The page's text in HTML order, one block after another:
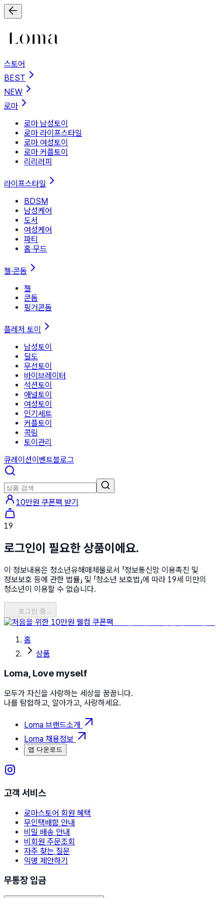
스토어
BEST
NEW
로마
로마 남성토이
로마 라이프스타일
로마 여성토이
로마 커플토이
리리러피
라이프스타일
BDSM
남성케어
도서
여성케어
파티
홈∙무드
젤·콘돔
젤
콘돔
핑거콘돔
플레저 토이
남성토이
딜도
무선토이
바이브레이터
석션토이
애널토이
여성토이
인기세트
커플토이
콕링
토이관리
큐레이션이벤트블로그
10만원 쿠폰팩 받기
19
로그인이 필요한 상품이에요.
이 정보내용은 청소년유해매체물로서 「정보통신망 이용촉진 및
정보보호 등에 관한 법률」 및 「청소년 보호법」에 따라 19세 미만의
청소년이 이용할 수 없습니다.
로그인 중…
홈
상품
Loma, Love myself
모두가 자신을 사랑하는 세상을 꿈꿉니다.
나를 탐험하고, 알아가고, 사랑하세요.
Loma 브랜드소개
Loma 채용정보
앱 다운로드
고객 서비스
로마스토어 회원 혜택
무인택배함 안내
비밀 배송 안내
비회원 주문조회
자주 찾는 질문
익명 제안하기
무통장 입금